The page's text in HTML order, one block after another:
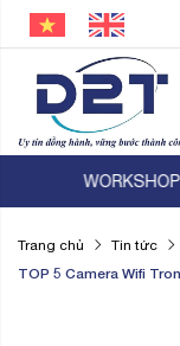
WORKSHOP
Trang chủ Tin tức
TOP 5 Camera Wifi